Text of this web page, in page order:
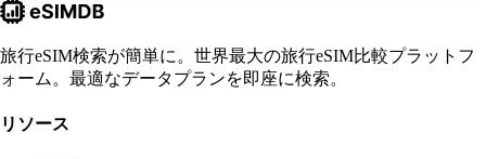
旅行eSIM検索が簡単に。世界最大の旅行eSIM比較プラットフ
ォーム。最適なデータプランを即座に検索。
リソース